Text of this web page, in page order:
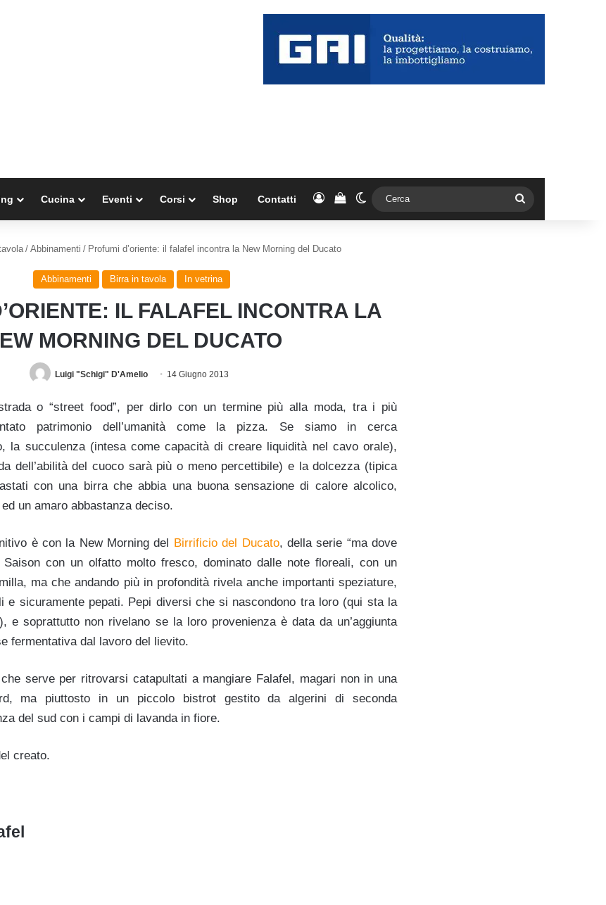
Cucina Eventi Corsi Shop Contatti AccediVedi il carrello
Cambia aspetto
/ Abbinamenti / Profumi d’oriente: il falafel incontra la New Morning del Ducato
Abbinamenti Birra in tavola In vetrina
IL FALAFEL INCONTRA LA
MORNING DEL DUCATO
Luigi "Schigi" D'Amelio 14 Giugno 2013
o “street food”, per dirlo con un termine più alla moda, tra i più
patrimonio dell’umanità come la pizza. Se siamo in cerca
la succulenza (intesa come capacità di creare liquidità nel cavo orale),
dell’abilità del cuoco sarà più o meno percettibile) e la dolcezza (tipica
con una birra che abbia una buona sensazione di calore alcolico,
un amaro abbastanza deciso.
è con la New Morning del Birrificio del Ducato, della serie “ma dove
con un olfatto molto fresco, dominato dalle note floreali, con un
ma che andando più in profondità rivela anche importanti speziature,
e sicuramente pepati. Pepi diversi che si nascondono tra loro (qui sta la
e soprattutto non rivelano se la loro provenienza è data da un’aggiunta
fermentativa dal lavoro del lievito.
serve per ritrovarsi catapultati a mangiare Falafel, magari non in una
ma piuttosto in un piccolo bistrot gestito da algerini di seconda
del sud con i campi di lavanda in fiore.
creato.